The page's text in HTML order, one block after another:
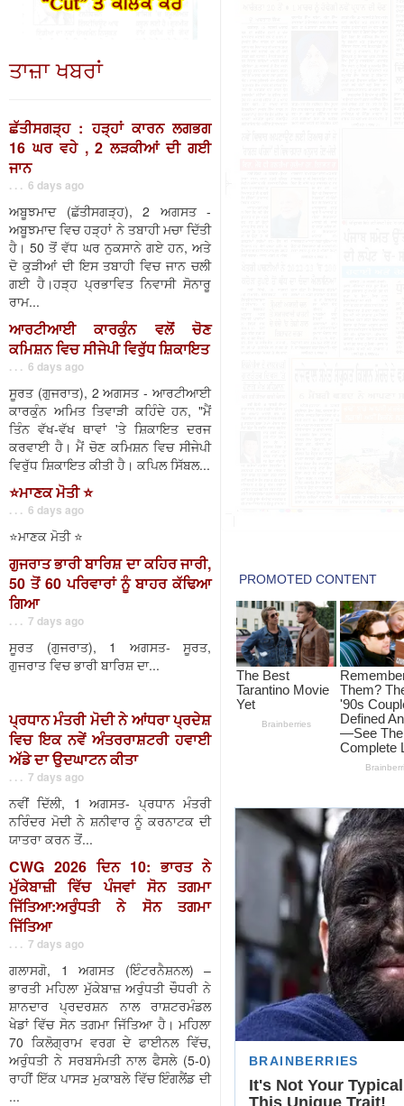
ਤਾਜ਼ਾ ਖਬਰਾਂ
ਛੱਤੀਸਗੜ੍ਹ : ਹੜ੍ਹਾਂ ਕਾਰਨ ਲਗਭਗ
16 ਘਰ ਵਹੇ , 2 ਲੜਕੀਆਂ ਦੀ ਗਈ
ਜਾਨ
. . . 6 days ago
ਅਬੂਝਮਾਦ (ਛੱਤੀਸਗੜ੍ਹ), 2 ਅਗਸਤ -
ਅਬੂਝਮਾਦ ਵਿਚ ਹੜ੍ਹਾਂ ਨੇ ਤਬਾਹੀ ਮਚਾ ਦਿੱਤੀ
ਹੈ। 50 ਤੋਂ ਵੱਧ ਘਰ ਨੁਕਸਾਨੇ ਗਏ ਹਨ, ਅਤੇ
ਦੋ ਕੁੜੀਆਂ ਦੀ ਇਸ ਤਬਾਹੀ ਵਿਚ ਜਾਨ ਚਲੀ
ਗਈ ਹੈ।ਹੜ੍ਹ ਪ੍ਰਭਾਵਿਤ ਨਿਵਾਸੀ ਸੋਨਾਰੂ
ਰਾਮ...
ਆਰਟੀਆਈ ਕਾਰਕੁੰਨ ਵਲੋਂ ਚੋਣ
ਕਮਿਸ਼ਨ ਵਿਚ ਸੀਜੇਪੀ ਵਿਰੁੱਧ ਸ਼ਿਕਾਇਤ
. . . 6 days ago
ਸੂਰਤ (ਗੁਜਰਾਤ), 2 ਅਗਸਤ - ਆਰਟੀਆਈ
ਕਾਰਕੁੰਨ ਅਮਿਤ ਤਿਵਾੜੀ ਕਹਿੰਦੇ ਹਨ, "ਮੈਂ
ਤਿੰਨ ਵੱਖ-ਵੱਖ ਥਾਵਾਂ 'ਤੇ ਸ਼ਿਕਾਇਤ ਦਰਜ
ਕਰਵਾਈ ਹੈ। ਮੈਂ ਚੋਣ ਕਮਿਸ਼ਨ ਵਿਚ ਸੀਜੇਪੀ
ਵਿਰੁੱਧ ਸ਼ਿਕਾਇਤ ਕੀਤੀ ਹੈ। ਕਪਿਲ ਸਿੱਬਲ...
⭐️ਮਾਣਕ ਮੋਤੀ ⭐️
. . . 6 days ago
⭐️ਮਾਣਕ ਮੋਤੀ ⭐️
ਗੁਜਰਾਤ ਭਾਰੀ ਬਾਰਿਸ਼ ਦਾ ਕਹਿਰ ਜਾਰੀ,
50 ਤੋਂ 60 ਪਰਿਵਾਰਾਂ ਨੂੰ ਬਾਹਰ ਕੱਢਿਆ
ਗਿਆ
. . . 7 days ago
ਸੂਰਤ (ਗੁਜਰਾਤ), 1 ਅਗਸਤ- ਸੂਰਤ,
ਗੁਜਰਾਤ ਵਿਚ ਭਾਰੀ ਬਾਰਿਸ਼ ਦਾ...
ਪ੍ਰਧਾਨ ਮੰਤਰੀ ਮੋਦੀ ਨੇ ਆਂਧਰਾ ਪ੍ਰਦੇਸ਼
ਵਿਚ ਇਕ ਨਵੇਂ ਅੰਤਰਰਾਸ਼ਟਰੀ ਹਵਾਈ
ਅੱਡੇ ਦਾ ਉਦਘਾਟਨ ਕੀਤਾ
. . . 7 days ago
ਨਵੀਂ ਦਿੱਲੀ, 1 ਅਗਸਤ- ਪ੍ਰਧਾਨ ਮੰਤਰੀ
ਨਰਿੰਦਰ ਮੋਦੀ ਨੇ ਸ਼ਨੀਵਾਰ ਨੂੰ ਕਰਨਾਟਕ ਦੀ
ਯਾਤਰਾ ਕਰਨ ਤੋਂ...
CWG 2026 ਦਿਨ 10: ਭਾਰਤ ਨੇ
ਮੁੱਕੇਬਾਜ਼ੀ ਵਿੱਚ ਪੰਜਵਾਂ ਸੋਨ ਤਗਮਾ
ਜਿੱਤਿਆ:ਅਰੁੰਧਤੀ ਨੇ ਸੋਨ ਤਗਮਾ
ਜਿੱਤਿਆ
. . . 7 days ago
ਗਲਾਸਗੋ, 1 ਅਗਸਤ (ਇੰਟਰਨੈਸ਼ਨਲ) –
ਭਾਰਤੀ ਮਹਿਲਾ ਮੁੱਕੇਬਾਜ਼ ਅਰੁੰਧਤੀ ਚੌਧਰੀ ਨੇ
ਸ਼ਾਨਦਾਰ ਪ੍ਰਦਰਸ਼ਨ ਨਾਲ ਰਾਸ਼ਟਰਮੰਡਲ
ਖੇਡਾਂ ਵਿੱਚ ਸੋਨ ਤਗਮਾ ਜਿੱਤਿਆ ਹੈ। ਮਹਿਲਾ
70 ਕਿਲੋਗ੍ਰਾਮ ਵਰਗ ਦੇ ਫਾਈਨਲ ਵਿੱਚ,
ਅਰੁੰਧਤੀ ਨੇ ਸਰਬਸੰਮਤੀ ਨਾਲ ਫੈਸਲੇ (5-0)
ਰਾਹੀਂ ਇੱਕ ਪਾਸੜ ਮੁਕਾਬਲੇ ਵਿੱਚ ਇੰਗਲੈਂਡ ਦੀ
...